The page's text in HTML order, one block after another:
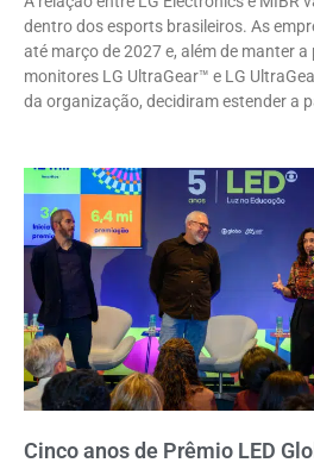
dentro dos esports brasileiros. As
até março de 2027 e, além de manter
monitores LG UltraGear™ e LG
da organização, decidiram estender a
Cinco anos de Prêmio LED